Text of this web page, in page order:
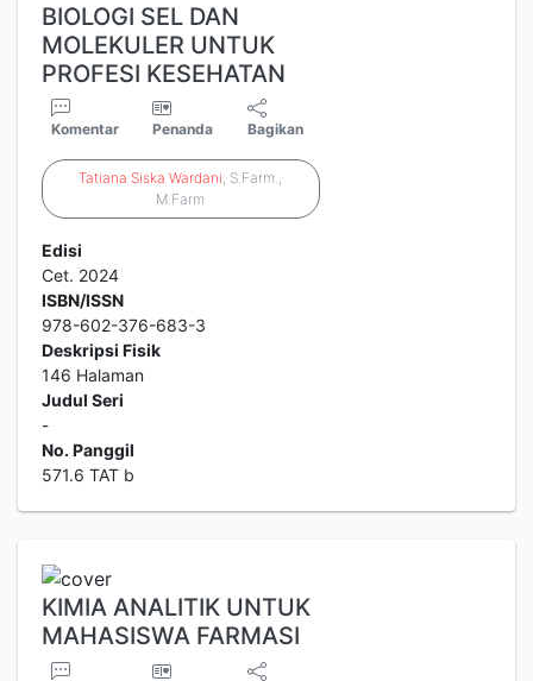
BIOLOGI SEL DAN
MOLEKULER UNTUK
PROFESI KESEHATAN
Komentar Penanda Bagikan
Tatiana Siska Wardani , S.Farm.,
M.Farm
Edisi
Cet. 2024
ISBN/ISSN
978-602-376-683-3
Deskripsi Fisik
146 Halaman
Judul Seri
-
No. Panggil
571.6 TAT b
KIMIA ANALITIK UNTUK
MAHASISWA FARMASI